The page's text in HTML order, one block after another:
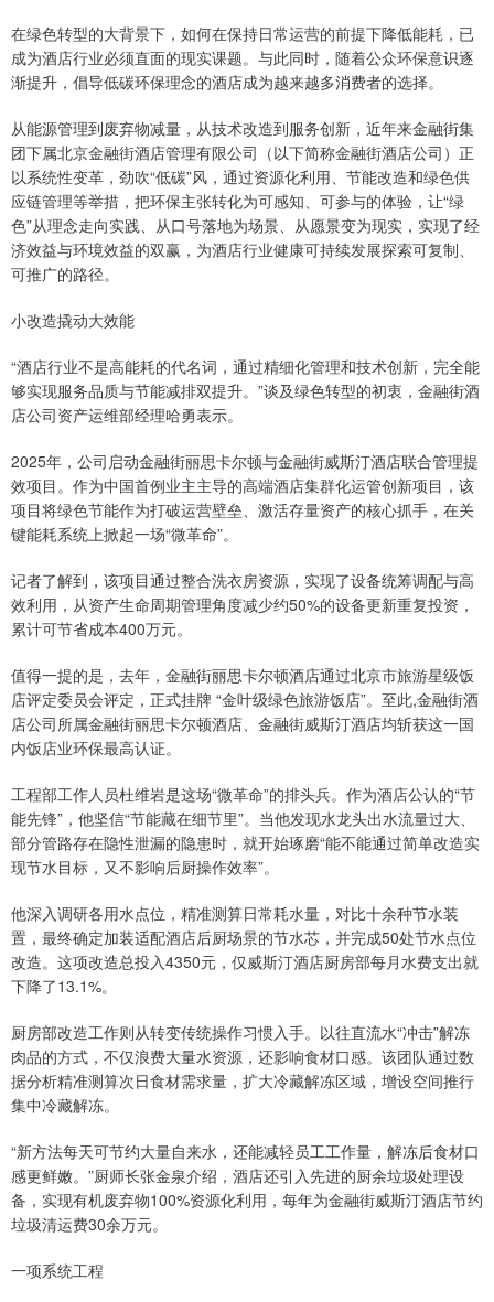
在绿色转型的大背景下，如何在保持日常运营的前提下降低能耗，已
成为酒店行业必须直面的现实课题。与此同时，随着公众环保意识逐
渐提升，倡导低碳环保理念的酒店成为越来越多消费者的选择。
从能源管理到废弃物减量，从技术改造到服务创新，近年来金融街集
团下属北京金融街酒店管理有限公司（以下简称金融街酒店公司）正
以系统性变革，劲吹“低碳”风，通过资源化利用、节能改造和绿色供
应链管理等举措，把环保主张转化为可感知、可参与的体验，让“绿
色”从理念走向实践、从口号落地为场景、从愿景变为现实，实现了经
济效益与环境效益的双赢，为酒店行业健康可持续发展探索可复制、
可推广的路径。
小改造撬动大效能
“酒店行业不是高能耗的代名词，通过精细化管理和技术创新，完全能
够实现服务品质与节能减排双提升。”谈及绿色转型的初衷，金融街酒
店公司资产运维部经理哈勇表示。
2025年，公司启动金融街丽思卡尔顿与金融街威斯汀酒店联合管理提
效项目。作为中国首例业主主导的高端酒店集群化运管创新项目，该
项目将绿色节能作为打破运营壁垒、激活存量资产的核心抓手，在关
键能耗系统上掀起一场“微革命”。
记者了解到，该项目通过整合洗衣房资源，实现了设备统筹调配与高
效利用，从资产生命周期管理角度减少约50%的设备更新重复投资，
累计可节省成本400万元。
值得一提的是，去年，金融街丽思卡尔顿酒店通过北京市旅游星级饭
店评定委员会评定，正式挂牌 “金叶级绿色旅游饭店”。至此,金融街酒
店公司所属金融街丽思卡尔顿酒店、金融街威斯汀酒店均斩获这一国
内饭店业环保最高认证。
工程部工作人员杜维岩是这场“微革命”的排头兵。作为酒店公认的“节
能先锋”，他坚信“节能藏在细节里”。当他发现水龙头出水流量过大、
部分管路存在隐性泄漏的隐患时，就开始琢磨“能不能通过简单改造实
现节水目标，又不影响后厨操作效率”。
他深入调研各用水点位，精准测算日常耗水量，对比十余种节水装
置，最终确定加装适配酒店后厨场景的节水芯，并完成50处节水点位
改造。这项改造总投入4350元，仅威斯汀酒店厨房部每月水费支出就
下降了13.1%。
厨房部改造工作则从转变传统操作习惯入手。以往直流水“冲击”解冻
肉品的方式，不仅浪费大量水资源，还影响食材口感。该团队通过数
据分析精准测算次日食材需求量，扩大冷藏解冻区域，增设空间推行
集中冷藏解冻。
“新方法每天可节约大量自来水，还能减轻员工工作量，解冻后食材口
感更鲜嫩。”厨师长张金泉介绍，酒店还引入先进的厨余垃圾处理设
备，实现有机废弃物100%资源化利用，每年为金融街威斯汀酒店节约
垃圾清运费30余万元。
一项系统工程